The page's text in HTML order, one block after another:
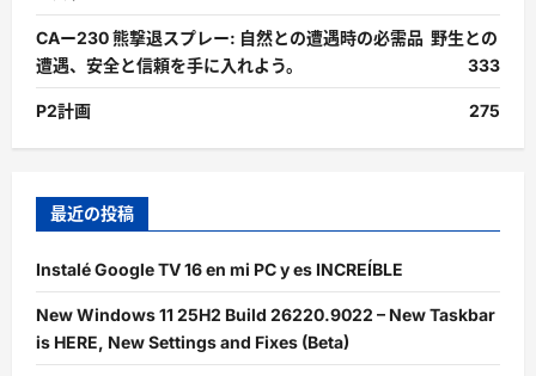
CAー230 熊撃退スプレー: 自然との遭遇時の必需品 野生との
遭遇、安全と信頼を手に入れよう。
333
P2計画 275
最近の投稿
Instalé Google TV 16 en mi PC y es INCREÍBLE
New Windows 11 25H2 Build 26220.9022 – New Taskbar
is HERE, New Settings and Fixes (Beta)